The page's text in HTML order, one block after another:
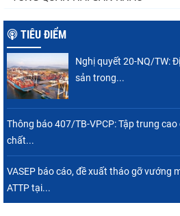
TIÊU ĐIỂM
Nghị quyết 20-NQ/TW:
sản trong...
Thông báo 407/TB-VPCP: Tập trung
chất...
VASEP báo cáo, đề xuất tháo gỡ vướng
ATTP tại...